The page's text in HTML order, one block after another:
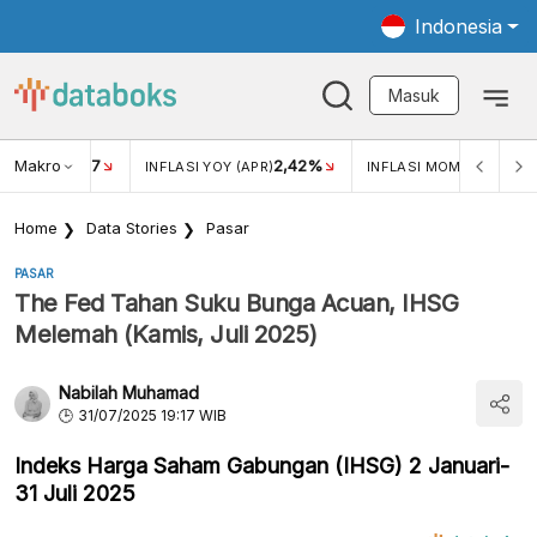
Indonesia
Masuk
Makro
USD/IDR 17 INFLASI YOY (APR)2,42% INFLASI MOM (APR)
Home Data Stories Pasar
PASAR
The Fed Tahan Suku Bunga Acuan, IHSG
Melemah (Kamis, Juli 2025)
Nabilah Muhamad
31/07/2025 19:17 WIB
Indeks Harga Saham Gabungan (IHSG) 2 Januari-
31 Juli 2025